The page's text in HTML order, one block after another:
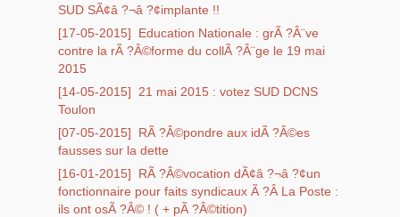
SUD SÃ¢â ?¬â ?¢implante !!
[17-05-2015]
Education Nationale : grÃ ?Â¨ve
contre la rÃ ?Â©forme du collÃ ?Â¨ge le 19 mai
2015
[14-05-2015]
21 mai 2015 : votez SUD DCNS
Toulon
[07-05-2015]
RÃ ?Â©pondre aux idÃ ?Â©es
fausses sur la dette
[16-01-2015]
RÃ ?Â©vocation dÃ¢â ?¬â ?¢un
fonctionnaire pour faits syndicaux Ã ?Â La Poste :
ils ont osÃ ?Â© ! ( + pÃ ?Â©tition)